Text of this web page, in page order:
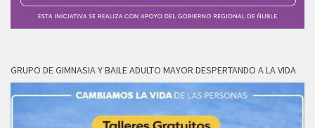
GRUPO DE GIMNASIA Y BAILE ADULTO MAYOR DESPERTANDO A LA VIDA